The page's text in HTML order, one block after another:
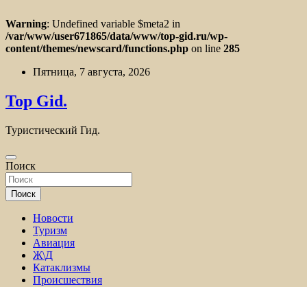
Warning: Undefined variable $meta2 in
/var/www/user671865/data/www/top-gid.ru/wp-
content/themes/newscard/functions.php on line 285
Перейти
содержимому
Пятница, 7 августа, 2026
Top Gid.
Туристический Гид.
Поиск
Поиск
Новости
Туризм
Авиация
Ж\Д
Катаклизмы
Происшествия